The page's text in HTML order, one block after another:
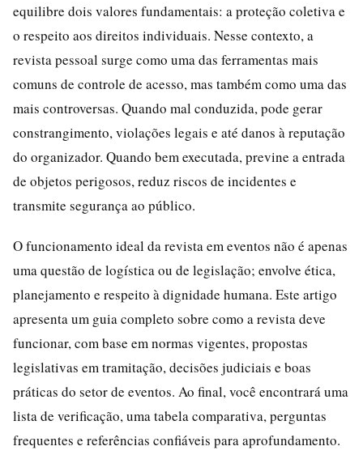
equilibre dois valores fundamentais: a proteção coletiva e
o respeito aos direitos individuais. Nesse contexto, a
revista pessoal surge como uma das ferramentas mais
comuns de controle de acesso, mas também como uma das
mais controversas. Quando mal conduzida, pode gerar
constrangimento, violações legais e até danos à reputação
do organizador. Quando bem executada, previne a entrada
de objetos perigosos, reduz riscos de incidentes e
transmite segurança ao público.
O funcionamento ideal da revista em eventos não é apenas
uma questão de logística ou de legislação; envolve ética,
planejamento e respeito à dignidade humana. Este artigo
apresenta um guia completo sobre como a revista deve
funcionar, com base em normas vigentes, propostas
legislativas em tramitação, decisões judiciais e boas
práticas do setor de eventos. Ao final, você encontrará uma
lista de verificação, uma tabela comparativa, perguntas
frequentes e referências confiáveis para aprofundamento.